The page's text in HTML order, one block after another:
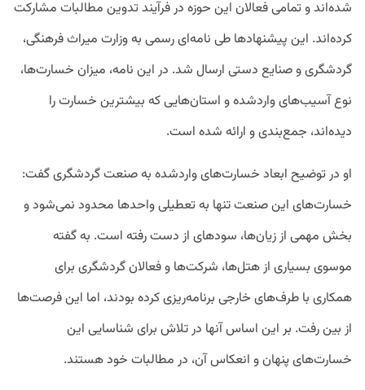
شده‌اند و تمامی فعالان این حوزه در فرآیند تدوین مطالبات مشارکت
کرده‌اند. این پیشنهادها طی نامه‌ای رسمی به وزارت میراث فرهنگی،
گردشگری و صنایع دستی ارسال شد. در این نامه، میزان خسارت‌ها،
نوع آسیب‌های واردشده و استان‌هایی که بیشترین خسارت را
دیده‌اند، جمع‌بندی و ارائه شده است.
او در توضیح ابعاد خسارت‌های واردشده به صنعت گردشگری گفت:
خسارت‌های این صنعت تنها به تعطیلی واحدها محدود نمی‌شود و
بخش مهمی از زیان‌ها، سودهای از دست رفته‌ است. به گفته
موسوی بسیاری از هتل‌ها، شرکت‌ها و فعالان گردشگری برای
همکاری با طرف‌های خارجی برنامه‌ریزی کرده بودند، اما این فرصت‌ها
از بین رفت. بر این اساس آنها در تلاش برای شناسایی این
خسارت‌های پنهان و انعکاس آن، در مطالبات خود هستند.